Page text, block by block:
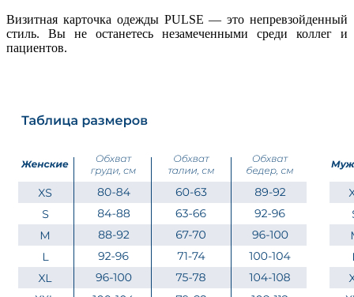
Визитная карточка одежды PULSE — это непревзойденный
стиль. Вы не останетесь незамеченными среди коллег и
пациентов.